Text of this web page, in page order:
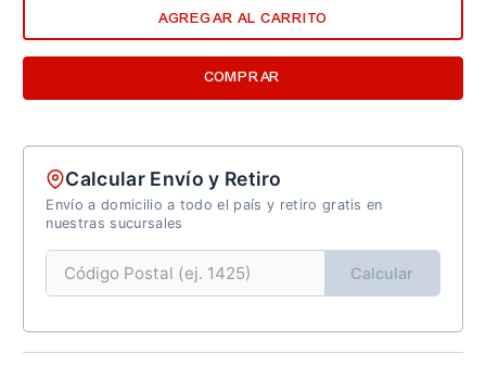
AGREGAR AL CARRITO
COMPRAR
Calcular Envío y Retiro
Envío a domicilio a todo el país y retiro gratis en
nuestras sucursales
Calcular